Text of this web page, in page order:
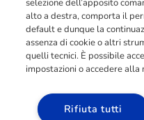
raggiunti e formati
03211992123
SCOPRI I
selezione dell’apposito
alto a destra, comporta il
default e dunque la
assenza di cookie o altri
quelli tecnici. È possibile
impostazioni o accedere
Rifiuta tutti